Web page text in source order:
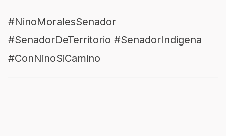
#NinoMoralesSenador
#SenadorDeTerritorio #SenadorIndigena
#ConNinoSiCamino